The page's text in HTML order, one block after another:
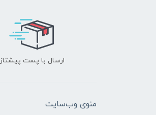
ارسال با پست پیشتاز
منوی وب‌سایت